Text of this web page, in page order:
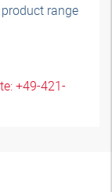
range
+49-421-